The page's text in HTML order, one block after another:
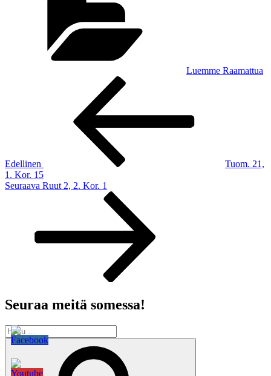
Luemme Raamattua
Edellinen
Tuom. 21,
1. Kor. 15
Seuraava
Seuraava Ruut 2, 2. Kor. 1
Seuraa meitä somessa!
Etsi: